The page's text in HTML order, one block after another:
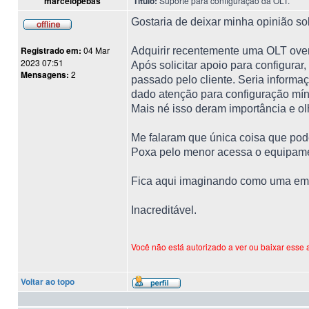
Registrado em: 04 Mar
2023 07:51
Mensagens: 2
Gostaria de deixar minha opinião
Adquirir recentemente uma OLT
Após solicitar apoio para
passado pelo cliente. Seria
dado atenção para configuração
Mais né isso deram importância e
Me falaram que única coisa que
Poxa pelo menor acessa o
Fica aqui imaginando como uma
Inacreditável.
Você não está autorizado a ver ou baixar esse
Voltar ao topo